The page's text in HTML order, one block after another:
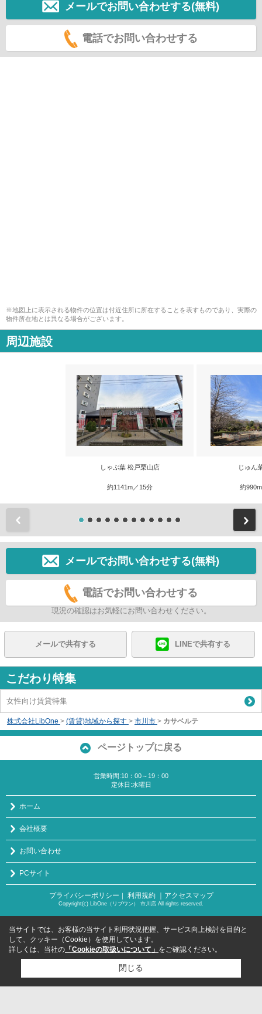
メールでお問い合わせする(無料)
電話でお問い合わせする
※地図上に表示される物件の位置は付近住所に所在することを表すものであり、実際の
物件所在地とは異なる場合がございます。
周辺施設
しゃぶ葉 松戸栗山店
約1141m／15分
じゅん
約
メールでお問い合わせする(無料)
電話でお問い合わせする
現況の確認はお気軽にお問い合わせください。
メールで共有する LINEで共有する
こだわり特集
女性向け賃貸特集
株式会社LibOne > (賃貸)地域から探す > 市川市 > カサベルテ
ページトップに戻る
営業時間:10：00～19：00
定休日:水曜日
ホーム
会社概要
お問い合わせ
PCサイト
プライバシーポリシー 利用規約 ｜アクセスマップ
Copyright(c) LibOne（リブワン） 市川店 All rights reserved.
当サイトでは、お客様の当サイト利用状況把握、サービス向上検討を目的と
して、クッキー（Cookie）を使用しています。
詳しくは、当社の 「Cookieの取扱いについて」 をご確認ください。
閉じる